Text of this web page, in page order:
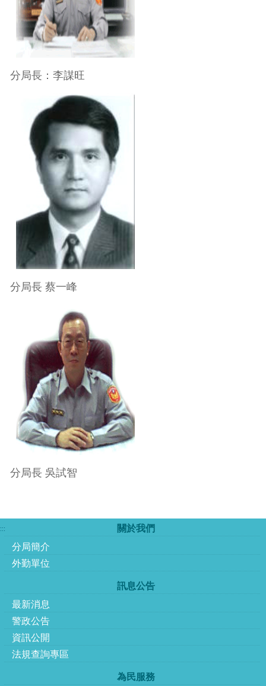
分局長：李謀旺
分局長 蔡一峰
分局長 吳試智
:::
關於我們
分局簡介
外勤單位
訊息公告
最新消息
警政公告
資訊公開
法規查詢專區
為民服務